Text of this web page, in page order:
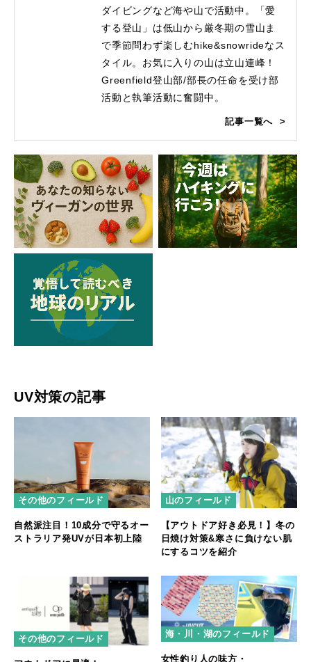
ダイビングなど海や山で活動中。「愛
する登山」は低山から厳冬期の雪山ま
で季節問わず楽しむhike&snowrideなス
タイル。お気に入りの山は立山連峰！
Greenfield登山部/部長の任命を受け部
活動と執筆活動に奮闘中。
記事一覧へ
UV対策の記事
その他のフィールド
自然派注目！10成分で守るオー
ストラリア発UVが日本初上陸
山のフィールド
【アウトドア好き必見！】冬の
日焼け対策&寒さに負けない肌
にするコツを紹介
その他のフィールド 海・川・湖のフィールド
女性釣り人の味方・